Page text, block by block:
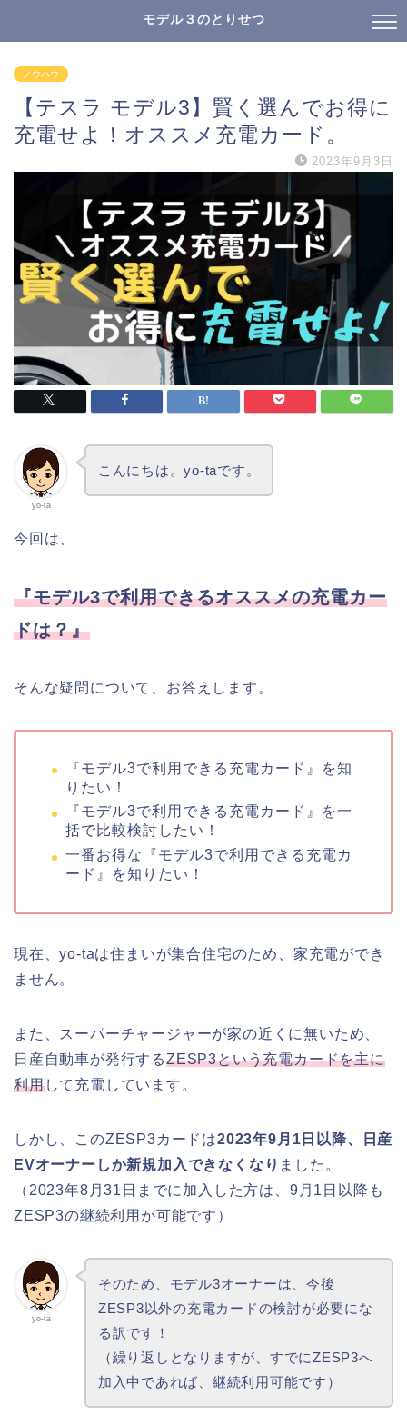
モデル３のとりせつ
ノウハウ
【テスラ モデル3】賢く選んでお得に
充電せよ！オススメ充電カード。
2023年9月3日
yo-ta
こんにちは。yo-taです。
今回は、
『モデル3で利用できるオススメの充電カー
ドは？』
そんな疑問について、お答えします。
『モデル3で利用できる充電カード』を知
りたい！
『モデル3で利用できる充電カード』を一
括で比較検討したい！
一番お得な『モデル3で利用できる充電カ
ード』を知りたい！
現在、yo-taは住まいが集合住宅のため、家充電ができ
ません。
また、スーパーチャージャーが家の近くに無いため、
日産自動車が発行するZESP3という充電カードを主に
利用して充電しています。
しかし、このZESP3カードは2023年9月1日以降、日産
EVオーナーしか新規加入できなくなり ました。
（2023年8月31日までに加入した方は、9月1日以降も
ZESP3の継続利用が可能です）
yo-ta
そのため、モデル3オーナーは、今後
ZESP3以外の充電カードの検討が必要にな
る訳です！
（繰り返しとなりますが、すでにZESP3へ
加入中であれば、継続利用可能です）